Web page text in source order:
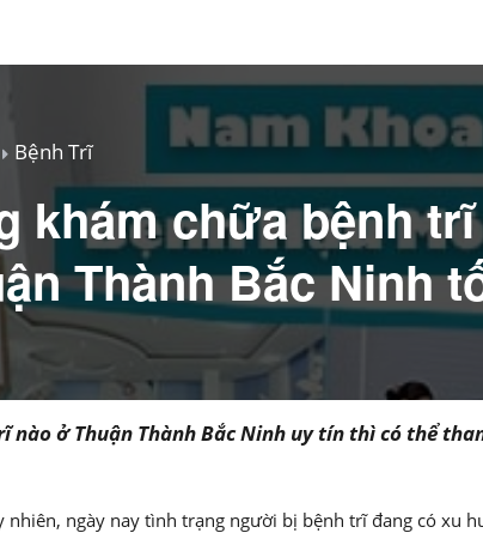
Bệnh Trĩ
khám chữa bệnh
Thành Bắc Ninh
ở Thuận Thành Bắc Ninh uy tín thì có thể
ngày nay tình trạng người bị bệnh trĩ đang có xu